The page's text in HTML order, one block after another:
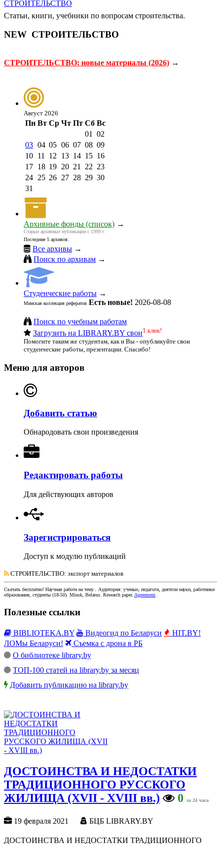
Статьи, книги, учебники по вопросам строительства.
NEW СТРОИТЕЛЬСТВО
СТРОИТЕЛЬСТВО: новые материалы (2026) →
Август 2026
Пн Вт Ср Чт Пт Сб Вс
01
02
03 04 05 06 07 08 09
10 11 12 13 14 15 16
17 18 19 20 21 22 23
24 25 26 27 28 29 30
31
Архивные фонды (список) →
Старые архивные публикации с 1999 г.
Последние 5 архивов:
Все архивы →
Поиск по архивам →
Студенческие работы →
Минская коллекция рефератов Есть новые! 2026-08-08
Поиск по учебным работам
Загрузить на LIBRARY.BY свои1 клик!
Помогите таким же студентам, как и Вы - опубликуйте свои
студенческие работы, презентации. Спасибо!
Меню для авторов
Добавить статью
Обнародовать свои произведения
Редактировать работы
Для действующих авторов
Зарегистрироваться
Доступ к модулю публикаций
СТРОИТЕЛЬСТВО: экспорт материалов
Скачать бесплатно! Научная работана тему . Аудитория: ученые, педагоги, деятели науки, работники
образования, студенты (18-50). Minsk, Belarus. Research paper. Agreement.
Полезные ссылки
BIBLIOTEKA.BY Видеогид по Беларуси
HIT.BY!
ЛОМы Беларуси!
Съемка с дрона в РБ
О библиотеке library.by
ТОП-100 статей на library.by за месяц
Добавить публикацию на library.by
ДОСТОИНСТВА И НЕДОСТАТКИ
ТРАДИЦИОННОГО РУССКОГО
ЖИЛИЩА (XVII - XVIII вв.)
0 за 24 часа
19 февраля 2021 БЦБ LIBRARY.BY
ДОСТОИНСТВА И НЕДОСТАТКИ ТРАДИЦИОННОГО